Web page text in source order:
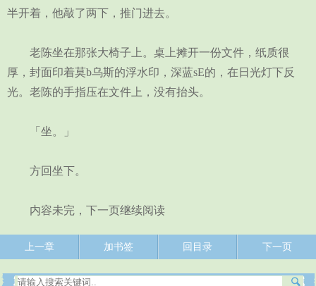
半开着，他敲了两下，推门进去。
老陈坐在那张大椅子上。桌上摊开一份文件，纸质很
厚，封面印着莫b乌斯的浮水印，深蓝sE的，在日光灯下反
光。老陈的手指压在文件上，没有抬头。
「坐。」
方回坐下。
内容未完，下一页继续阅读
上一章 加书签 回目录 下一页